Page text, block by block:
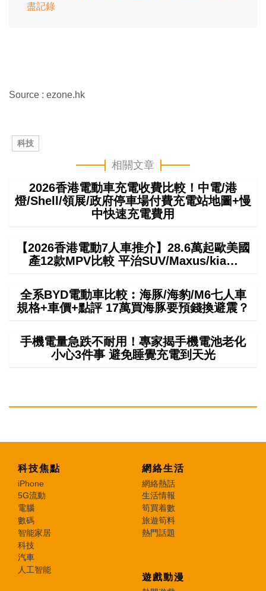
盡記錄
Source : ezone.hk
科技
相關文章
2026香港電動車充電收費比較！中電/港
燈/Shell/領展/政府停車場付費充電站地圖+慢
中快速充電費用
【2026香港電動7人車推介】28.6萬起歐美國
產12款MPV比較 平治SUV/Maxus/kia…
全系BYD電動車比較︰海豚/海豹/M6七人車
規格+車價+點評 17萬買海豚要預錢換避震？
手機電量急跌不耐用！專家揭手機電池老化
小心3件事 避免睡覺充電到天光
科技焦點
iPhone
5G流動
電腦
數碼
智能家居
科技
汽車
人工智能
網絡生活
網絡熱話
生活情報
筍買着數
旅遊筍料
熱門話題
遊戲動漫